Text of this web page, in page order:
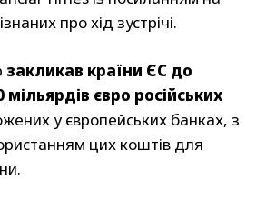
про хід зустрічі.
закликав країни ЄС до
мільярдів євро російських
у європейських банках, з
цих коштів для